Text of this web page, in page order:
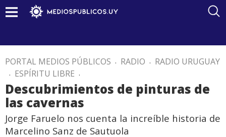
PORTAL MEDIOS PÚBLICOS . RADIO . RADIO URUGUAY
. ESPÍRITU LIBRE .
Descubrimientos de pinturas de
las cavernas
Jorge Faruelo nos cuenta la increíble historia de
Marcelino Sanz de Sautuola